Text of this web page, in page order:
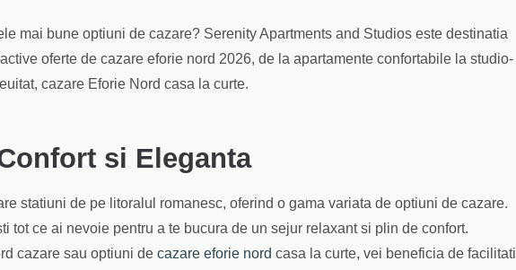
mai bune optiuni de cazare? Serenity Apartments and Studios este destinatia
oferte de cazare eforie nord 2026, de la apartamente confortabile la studio-
cazare Eforie Nord casa la curte.
si Eleganta
statiuni de pe litoralul romanesc, oferind o gama variata de optiuni de cazare.
tot ce ai nevoie pentru a te bucura de un sejur relaxant si plin de confort.
cazare sau optiuni de cazare eforie nord casa la curte, vei beneficia de facilitati